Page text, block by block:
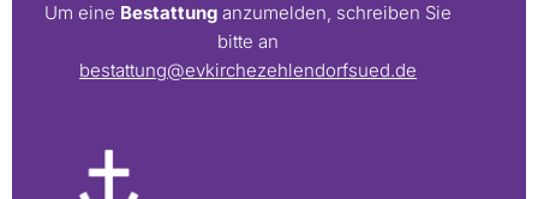
Um eine Bestattung anzumelden, schreiben Sie
bitte an
bestattung@evkirchezehlendorfsued.de